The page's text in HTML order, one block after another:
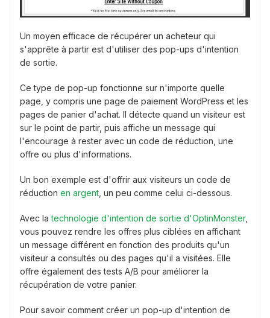
Un moyen efficace de récupérer un acheteur qui
s'apprête à partir est d'utiliser des pop-ups d'intention
de sortie.
Ce type de pop-up fonctionne sur n'importe quelle
page, y compris une page de paiement WordPress et les
pages de panier d'achat. Il détecte quand un visiteur est
sur le point de partir, puis affiche un message qui
l'encourage à rester avec un code de réduction, une
offre ou plus d'informations.
Un bon exemple est d'offrir aux visiteurs un code de
réduction en argent , un peu comme celui ci-dessous.
Avec latechnologie d'intention de sortie d'OptinMonster,
vous pouvez rendre les offres plus ciblées en affichant
un message différent en fonction des produits qu'un
visiteur a consultés ou des pages qu'il a visitées. Elle
offre également des tests A/B pour améliorer la
récupération de votre panier.
Pour savoir comment créer un pop-up d'intention de